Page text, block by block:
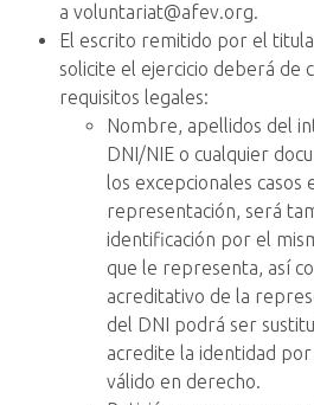
a voluntariat@afev.org.
El escrito remitido por el
solicite el ejercicio deberá de
requisitos legales:
Nombre, apellidos del
DNI/NIE o cualquier
los excepcionales casos
representación, será
identificación por el
que le representa, así
acreditativo de la
del DNI podrá ser
acredite la identidad
válido en derecho.